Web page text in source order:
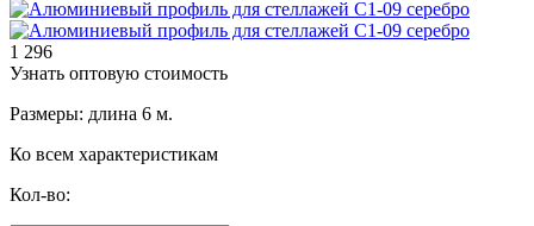
1 296
Узнать оптовую стоимость
Размеры: длина 6 м.
Ко всем характеристикам
Кол-во: